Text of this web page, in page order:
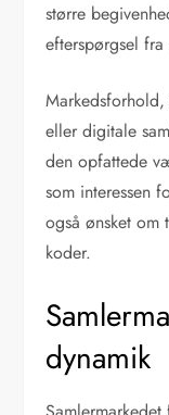
større
efterspørgsel fra
eller digitale
den opfattede
som interessen
også ønsket
koder.
dynamik